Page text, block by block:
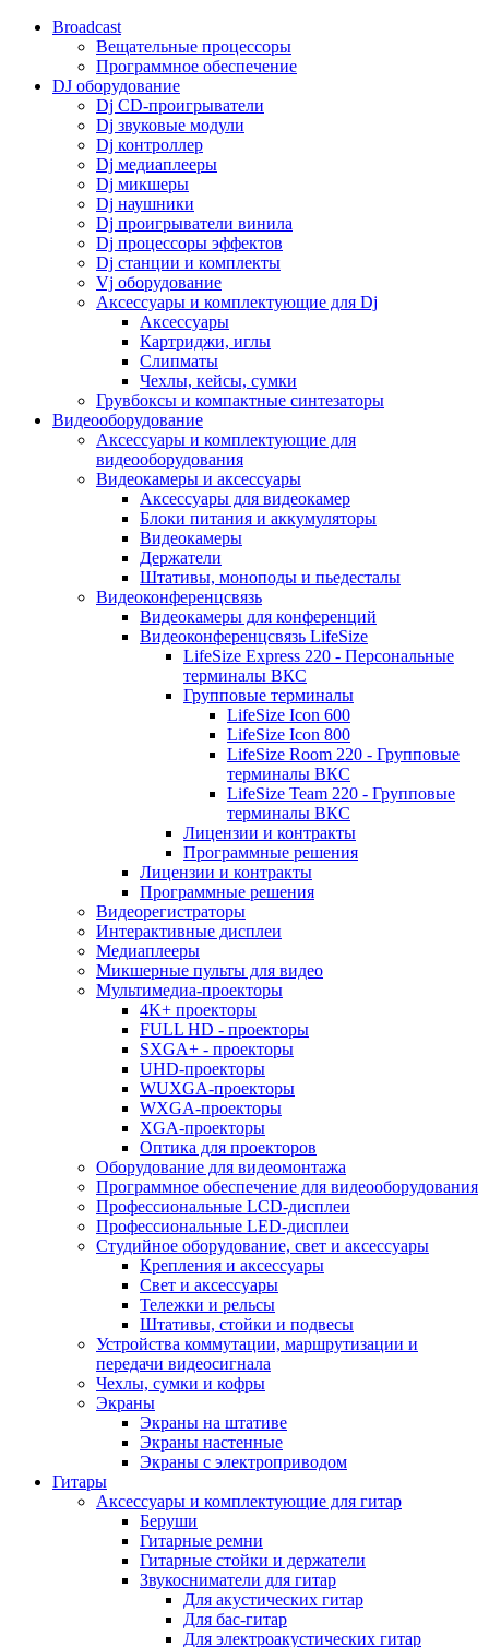
Broadcast
Вещательные процессоры
Программное обеспечение
DJ оборудование
Dj CD-проигрыватели
Dj звуковые модули
Dj контроллер
Dj медиаплееры
Dj микшеры
Dj наушники
Dj проигрыватели винила
Dj процессоры эффектов
Dj станции и комплекты
Vj оборудование
Аксессуары и комплектующие для Dj
Аксессуары
Картриджи, иглы
Слипматы
Чехлы, кейсы, сумки
Грувбоксы и компактные синтезаторы
Видеооборудование
Аксессуары и комплектующие для
видеооборудования
Видеокамеры и аксессуары
Аксессуары для видеокамер
Блоки питания и аккумуляторы
Видеокамеры
Держатели
Штативы, моноподы и пьедесталы
Видеоконференцсвязь
Видеокамеры для конференций
Видеоконференцсвязь LifeSize
LifeSize Express 220 - Персональные
терминалы ВКС
Групповые терминалы
LifeSize Icon 600
LifeSize Icon 800
LifeSize Room 220 - Групповые
терминалы ВКС
LifeSize Team 220 - Групповые
терминалы ВКС
Лицензии и контракты
Программные решения
Лицензии и контракты
Программные решения
Видеорегистраторы
Интерактивные дисплеи
Медиаплееры
Микшерные пульты для видео
Мультимедиа-проекторы
4K+ проекторы
FULL HD - проекторы
SXGA+ - проекторы
UHD-проекторы
WUXGA-проекторы
WXGA-проекторы
XGA-проекторы
Оптика для проекторов
Оборудование для видеомонтажа
Программное обеспечение для видеооборудования
Профессиональные LCD-дисплеи
Профессиональные LED-дисплеи
Студийное оборудование, свет и аксессуары
Крепления и аксессуары
Свет и аксессуары
Тележки и рельсы
Штативы, стойки и подвесы
Устройства коммутации, маршрутизации и
передачи видеосигнала
Чехлы, сумки и кофры
Экраны
Экраны на штативе
Экраны настенные
Экраны с электроприводом
Гитары
Аксессуары и комплектующие для гитар
Беруши
Гитарные ремни
Гитарные стойки и держатели
Звукосниматели для гитар
Для акустических гитар
Для бас-гитар
Для электроакустических гитар